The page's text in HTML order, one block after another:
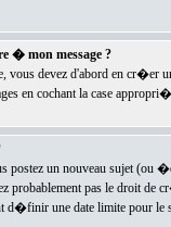
� mon message ?
vous devez d'abord en
en cochant la case
postez un nouveau sujet (ou
probablement pas le droit
d�finir une date limite pour le